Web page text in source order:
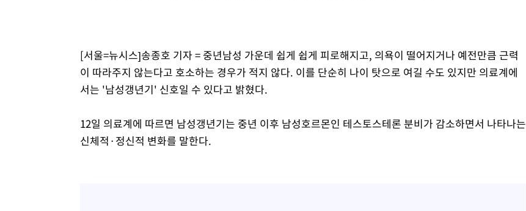
[서울=뉴시스]송종호 기자 = 중년남성 가운데 쉽게 쉽게 피로해지고, 의욕이 떨어지거나 예전만큼 근력
이 따라주지 않는다고 호소하는 경우가 적지 않다. 이를 단순히 나이 탓으로 여길 수도 있지만 의료계에
서는 '남성갱년기' 신호일 수 있다고 밝혔다.
12일 의료계에 따르면 남성갱년기는 중년 이후 남성호르몬인 테스토스테론 분비가 감소하면서 나타나는
신체적·정신적 변화를 말한다.